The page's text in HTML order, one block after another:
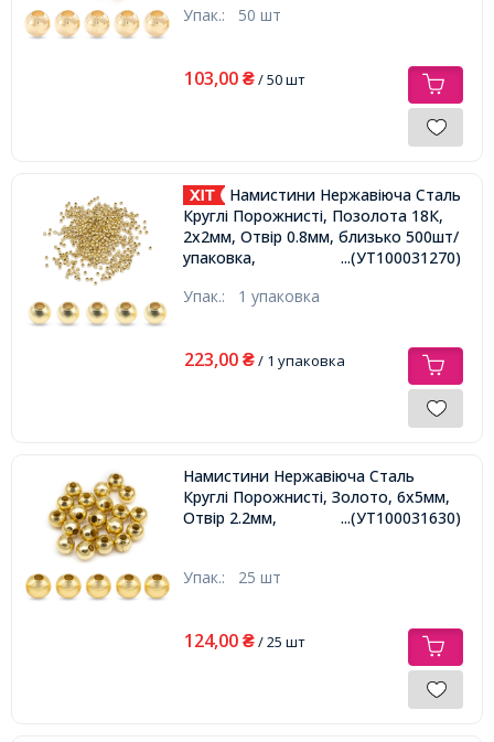
Упак.: 50 шт
103,00 ₴/ 50 шт
Намистини Нержавіюча Сталь
Круглі Порожнисті, Позолота 18К,
2х2мм, Отвір 0.8мм, близько 500шт/
упаковка,
...(УТ100031270)
Упак.: 1 упаковка
223,00 ₴/ 1 упаковка
Намистини Нержавіюча Сталь
Круглі Порожнисті, Золото, 6х5мм,
Отвір 2.2мм,
...(УТ100031630)
Упак.: 25 шт
124,00 ₴/ 25 шт